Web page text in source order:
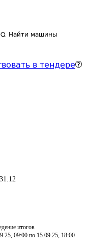
Найти машины
в тендере
итогов
09:00 по 15.09.25, 18:00